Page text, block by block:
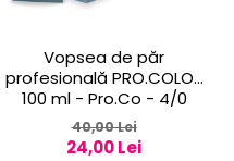
Vopsea de păr
profesională PRO.COLOR
100 ml - Pro.Co - 4/0
CASTANIU NATURAL
40,00 Lei
24,00 Lei